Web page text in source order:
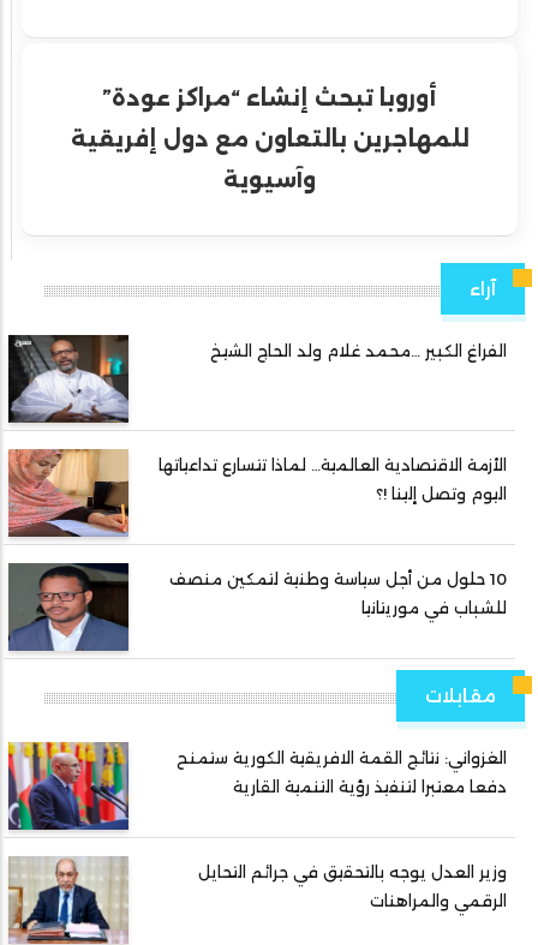
أوروبا تبحث إنشاء “مراكز عودة”
للمهاجرين بالتعاون مع دول إفريقية
وآسيوية
آراء
الفراغ الكبير …محمد غلام ولد الحاج الشيخ
الأزمة الاقتصادية العالمية… لماذا تتسارع تداعياتها
اليوم وتصل إلينا !؟
10 حلول من أجل سياسة وطنية لتمكين منصف
للشباب في موريتانيا
مقابلات
الغزواني: نتائج القمة الافريقية الكورية ستمنح
دفعا معتبرا لتنفيذ رؤية التنمية القارية
وزير العدل يوجه بالتحقيق في جرائم التحايل
الرقمي والمراهنات